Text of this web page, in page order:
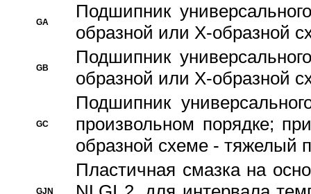
GA
Подшипник
образной или Х-образной
GB
Подшипник
образной или Х-образной
GC
Подшипник
произвольном порядке;
образной схеме - тяжелый
GJN
Пластичная смазка на